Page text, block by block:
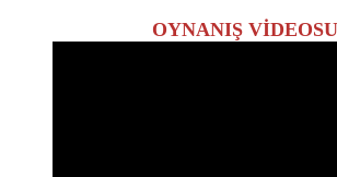
OYNANIŞ VİDEOSU